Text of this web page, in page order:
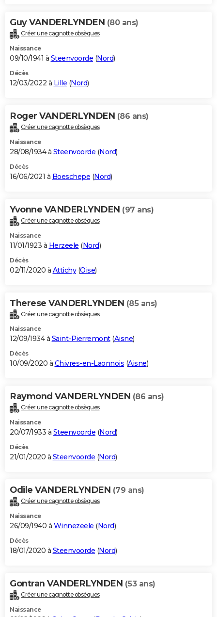
Guy VANDERLYNDEN (80 ans)
Créer une cagnotte obsèques
Naissance
09/10/1941 à Steenvoorde (Nord)
Décès
12/03/2022 à Lille (Nord)
Roger VANDERLYNDEN (86 ans)
Créer une cagnotte obsèques
Naissance
28/08/1934 à Steenvoorde (Nord)
Décès
16/06/2021 à Boeschepe (Nord)
Yvonne VANDERLYNDEN (97 ans)
Créer une cagnotte obsèques
Naissance
11/01/1923 à Herzeele (Nord)
Décès
02/11/2020 à Attichy(Oise)
Therese VANDERLYNDEN (85 ans)
Créer une cagnotte obsèques
Naissance
12/09/1934 à Saint-Pierremont(Aisne)
Décès
10/09/2020 à Chivres-en-Laonnois (Aisne)
Raymond VANDERLYNDEN (86 ans)
Créer une cagnotte obsèques
Naissance
20/07/1933 à Steenvoorde (Nord)
Décès
21/01/2020 à Steenvoorde (Nord)
Odile VANDERLYNDEN (79 ans)
Créer une cagnotte obsèques
Naissance
26/09/1940 à Winnezeele (Nord)
Décès
18/01/2020 à Steenvoorde (Nord)
Gontran VANDERLYNDEN (53 ans)
Créer une cagnotte obsèques
Naissance